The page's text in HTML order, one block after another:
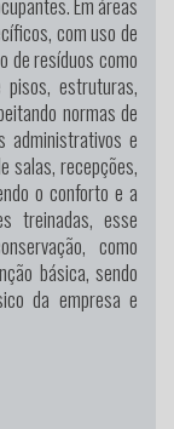
com uso de
de resíduos como
estruturas,
normas de
administrativos e
salas, recepções,
o conforto e a
treinadas, esse
como
básica, sendo
da empresa e